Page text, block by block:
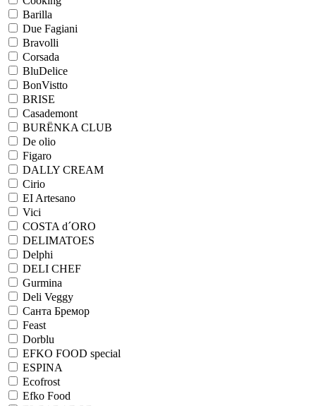
Barilla
Due Fagiani
Bravolli
Corsada
BluDelice
BonVistto
BRISE
Casademont
BURЁNKA CLUB
De olio
Figaro
DALLY CREAM
Cirio
EI Artesano
Vici
COSTA d´ORO
DELIMATOES
Delphi
DELI CHEF
Gurmina
Deli Veggy
Санта Бремор
Feast
Dorblu
EFKO FOOD special
ESPINA
Ecofrost
Efko Food